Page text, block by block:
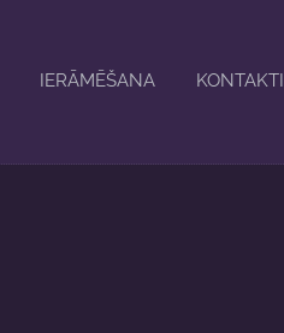
IERĀMĒŠANA KONTAKTI